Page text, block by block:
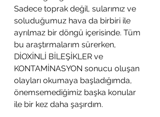
Sadece toprak değil, sularımız ve
soluduğumuz hava da birbiri ile
ayrılmaz bir döngü içerisinde. Tüm
bu araştırmalarım sürerken,
DİOXİNLİ BİLEŞİKLER ve
KONTAMİNASYON sonucu oluşan
olayları okumaya başladığımda,
önemsemediğimiz başka konular
ile bir kez daha şaşırdım.